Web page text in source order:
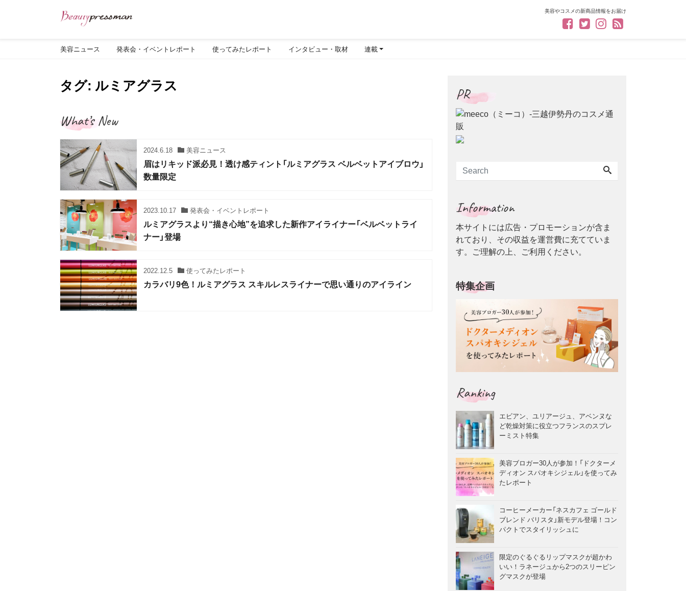
美容やコスメの新商品情報をお届け
美容ニュース 発表会・イベントレポート 使ってみたレポート インタビュー・取材 連載
タグ: ルミアグラス
What’s New
2024.6.18 美容ニュース
眉はリキッド派必見！透け感ティント「ルミアグラス ベルベットアイブロウ」
数量限定
2023.10.17 発表会・イベントレポート
ルミアグラスより“描き心地”を追求した新作アイライナー「ベルベットライ
ナー」登場
2022.12.5 使ってみたレポート
カラバリ9色！ルミアグラス スキルレスライナーで思い通りのアイライン
PR
Information
本サイトには広告・プロモーションが含ま
れており、その収益を運営費に充てていま
す。ご理解の上、ご利用ください。
特集企画
Ranking
エビアン、ユリアージュ、アベンヌな
ど乾燥対策に役立つフランスのスプレ
ーミスト特集
美容ブロガー30人が参加！「ドクターメ
ディオン スパオキシジェル」を使ってみ
たレポート
コーヒーメーカー「ネスカフェ ゴールド
ブレンド バリスタ」新モデル登場！コン
パクトでスタイリッシュに
限定のぐるぐるリップマスクが超かわ
いい！ラネージュから2つのスリーピン
グマスクが登場